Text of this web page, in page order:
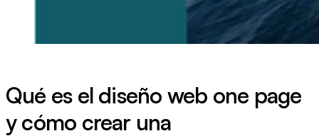
Qué es el diseño web one page
y cómo crear una